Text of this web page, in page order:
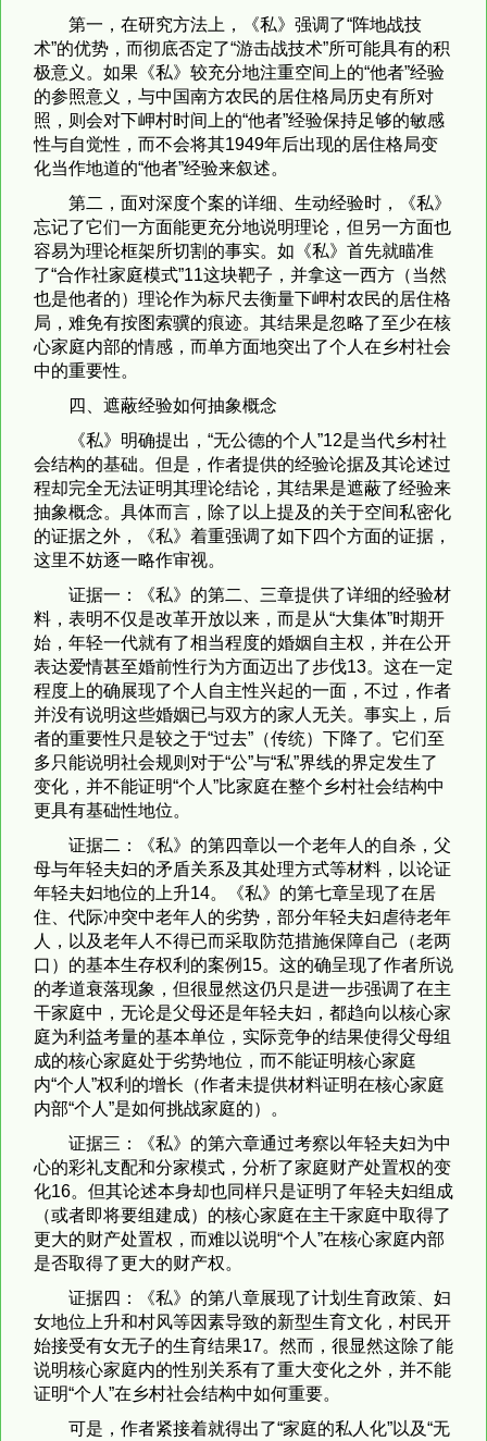
第一，在研究方法上，《私》强调了“阵地战技
术”的优势，而彻底否定了“游击战技术”所可能具有的积
极意义。如果《私》较充分地注重空间上的“他者”经验
的参照意义，与中国南方农民的居住格局历史有所对
照，则会对下岬村时间上的“他者”经验保持足够的敏感
性与自觉性，而不会将其1949年后出现的居住格局变
化当作地道的“他者”经验来叙述。
第二，面对深度个案的详细、生动经验时，《私》
忘记了它们一方面能更充分地说明理论，但另一方面也
容易为理论框架所切割的事实。如《私》首先就瞄准
了“合作社家庭模式”11这块靶子，并拿这一西方（当然
也是他者的）理论作为标尺去衡量下岬村农民的居住格
局，难免有按图索骥的痕迹。其结果是忽略了至少在核
心家庭内部的情感，而单方面地突出了个人在乡村社会
中的重要性。
四、遮蔽经验如何抽象概念
《私》明确提出，“无公德的个人”12是当代乡村社
会结构的基础。但是，作者提供的经验论据及其论述过
程却完全无法证明其理论结论，其结果是遮蔽了经验来
抽象概念。具体而言，除了以上提及的关于空间私密化
的证据之外，《私》着重强调了如下四个方面的证据，
这里不妨逐一略作审视。
证据一：《私》的第二、三章提供了详细的经验材
料，表明不仅是改革开放以来，而是从“大集体”时期开
始，年轻一代就有了相当程度的婚姻自主权，并在公开
表达爱情甚至婚前性行为方面迈出了步伐13。这在一定
程度上的确展现了个人自主性兴起的一面，不过，作者
并没有说明这些婚姻已与双方的家人无关。事实上，后
者的重要性只是较之于“过去”（传统）下降了。它们至
多只能说明社会规则对于“公”与“私”界线的界定发生了
变化，并不能证明“个人”比家庭在整个乡村社会结构中
更具有基础性地位。
证据二：《私》的第四章以一个老年人的自杀，父
母与年轻夫妇的矛盾关系及其处理方式等材料，以论证
年轻夫妇地位的上升14。《私》的第七章呈现了在居
住、代际冲突中老年人的劣势，部分年轻夫妇虐待老年
人，以及老年人不得已而采取防范措施保障自己（老两
口）的基本生存权利的案例15。这的确呈现了作者所说
的孝道衰落现象，但很显然这仍只是进一步强调了在主
干家庭中，无论是父母还是年轻夫妇，都趋向以核心家
庭为利益考量的基本单位，实际竞争的结果使得父母组
成的核心家庭处于劣势地位，而不能证明核心家庭
内“个人”权利的增长（作者未提供材料证明在核心家庭
内部“个人”是如何挑战家庭的）。
证据三：《私》的第六章通过考察以年轻夫妇为中
心的彩礼支配和分家模式，分析了家庭财产处置权的变
化16。但其论述本身却也同样只是证明了年轻夫妇组成
（或者即将要组建成）的核心家庭在主干家庭中取得了
更大的财产处置权，而难以说明“个人”在核心家庭内部
是否取得了更大的财产权。
证据四：《私》的第八章展现了计划生育政策、妇
女地位上升和村风等因素导致的新型生育文化，村民开
始接受有女无子的生育结果17。然而，很显然这除了能
说明核心家庭内的性别关系有了重大变化之外，并不能
证明“个人”在乡村社会结构中如何重要。
可是，作者紧接着就得出了“家庭的私人化”以及“无